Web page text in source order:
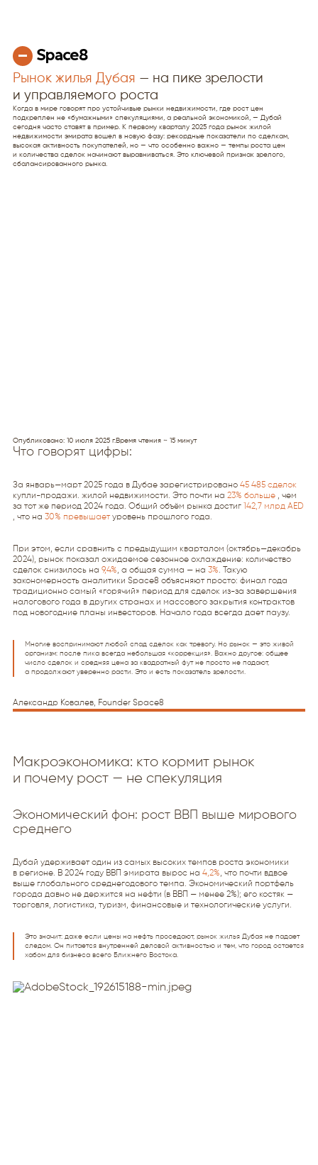
Рынок жилья Дубая — на пике зрелости
и управляемого роста
Когда в мире говорят про устойчивые рынки недвижимости, где рост цен
подкреплен не «бумажными» спекуляциями, а реальной экономикой, — Дубай
сегодня часто ставят в пример. К первому кварталу 2025 года рынок жилой
недвижимости эмирата вошел в новую фазу: рекордные показатели по сделкам,
высокая активность покупателей, но — что особенно важно — темпы роста цен
и количества сделок начинают выравниваться. Это ключевой признак зрелого,
сбалансированного рынка.
Опубликовано: 10 июля 2025 г.Время чтения ~ 15 минут
Что говорят цифры:
За январь—март 2025 года в Дубае зарегистрировано 45 485 сделок
купли-продажи. жилой недвижимости. Это почти на 23% больше , чем
за тот же период 2024 года. Общий объём рынка достиг 142,7 млрд AED
, что на 30% превышаетуровень прошлого года.
При этом, если сравнить с предыдущим кварталом (октябрь—декабрь
2024), рынок показал ожидаемое сезонное охлаждение: количество
сделок снизилось на 9,4%, а общая сумма — на 3%. Такую
закономерность аналитики Space8 объясняют просто: финал года
традиционно самый «горячий» период для сделок из-за завершения
налогового года в других странах и массового закрытия контрактов
под новогодние планы инвесторов. Начало года всегда дает паузу.
Многие воспринимают любой спад сделок как тревогу. Но рынок — это живой
организм: после пика всегда небольшая «коррекция». Важно другое: общее
число сделок и средняя цена за квадратный фут не просто не падают,
а продолжают уверенно расти. Это и есть показатель зрелости.
Александр Ковалев, Founder Space8
Макроэкономика: кто кормит рынок
и почему рост — не спекуляция
Экономический фон: рост ВВП выше мирового
среднего
Дубай удерживает один из самых высоких темпов роста экономики
в регионе. В 2024 году ВВП эмирата вырос на 4,2%, что почти вдвое
выше глобального среднегодового темпа. Экономический портфель
города давно не держится на нефти (в ВВП — менее 2%); его костяк —
торговля, логистика, туризм, финансовые и технологические услуги.
Это значит: даже если цены на нефть проседают, рынок жилья Дубая не падает
следом. Он питается внутренней деловой активностью и тем, что город остается
хабом для бизнеса всего Ближнего Востока.